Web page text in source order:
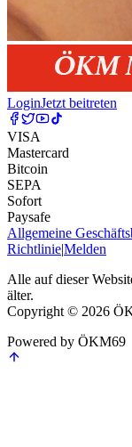
LoginJetzt beitreten
VISA
Mastercard
Bitcoin
SEPA
Sofort
Paysafe
Allgemeine
Richtlinie|Melden
Alle auf dieser
älter.
Copyright © 2026
Powered by ÖKM69